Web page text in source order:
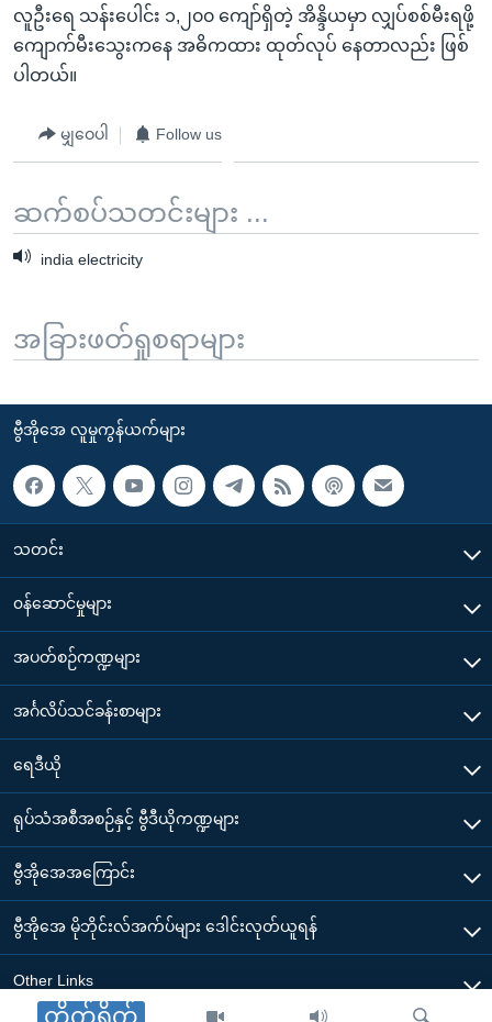
တိုက်ရိုက်
လူဦးရေ သန်းပေါင်း ၁,၂၀၀ ကျော်ရှိတဲ့ အိန္ဒိယမှာ လျှပ်စစ်မီးရဖို့
ကျောက်မီးသွေးကနေ အဓိကထား ထုတ်လုပ် နေတာလည်း ဖြစ်
ပါတယ်။
မျှဝေပါ Follow us
ဆက်စပ်သတင်းများ ...
india electricity
အခြားဖတ်ရှုစရာများ
ဗွီအိုအေ လူမှုကွန်ယက်များ
သတင်း
၀န်ဆောင်မှုများ
အပတ်စဉ်ကဏ္ဍများ
အင်္ဂလိပ်သင်ခန်းစာများ
ရေဒီယို
ရုပ်သံအစီအစဉ်နှင့် ဗွီဒီယိုကဏ္ဍများ
ဗွီအိုအေအကြောင်း
ဗွီအိုအေ မိုဘိုင်းလ်အက်ပ်များ ဒေါင်းလုတ်ယူရန်
Other Links